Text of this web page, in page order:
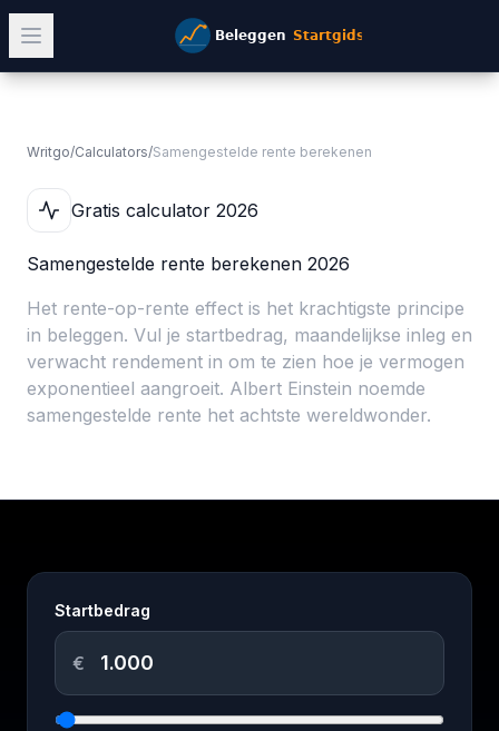
Writgo/Calculators/Samengestelde rente berekenen
Gratis calculator 2026
Samengestelde rente berekenen 2026
Het rente-op-rente effect is het krachtigste principe
in beleggen. Vul je startbedrag, maandelijkse inleg en
verwacht rendement in om te zien hoe je vermogen
exponentieel aangroeit. Albert Einstein noemde
samengestelde rente het achtste wereldwonder.
Startbedrag
€